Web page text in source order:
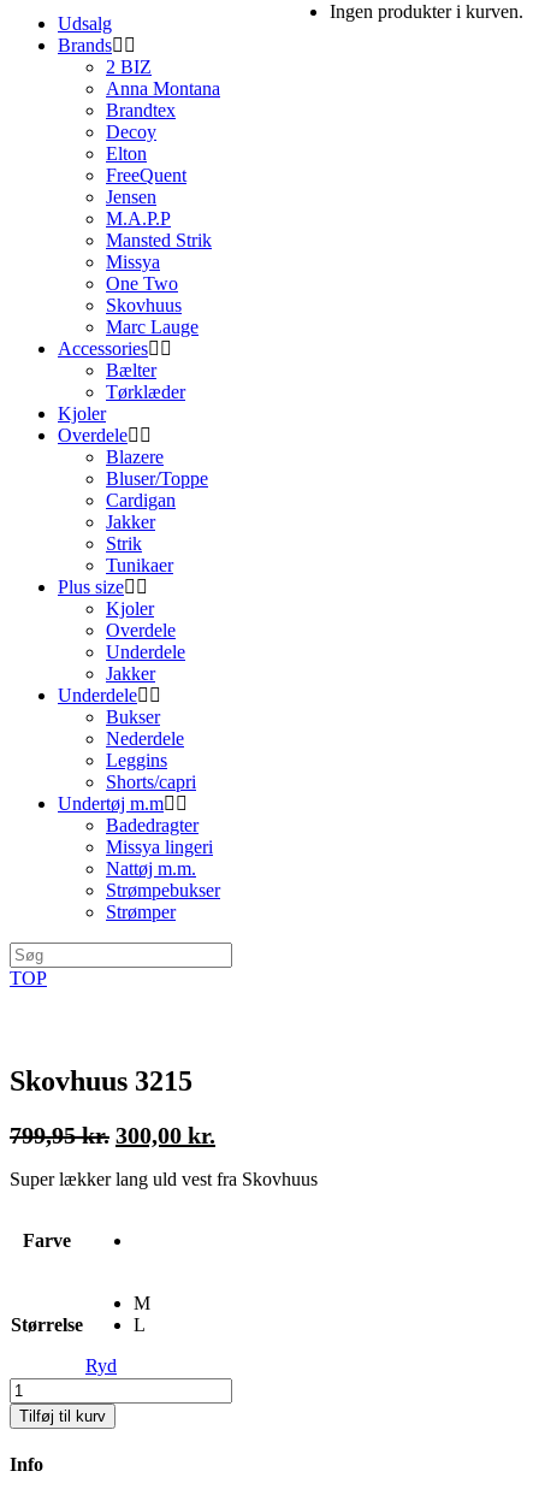
Ingen produkter i kurven.
Udsalg
Brands
2 BIZ
Anna Montana
Brandtex
Decoy
Elton
FreeQuent
Jensen
M.A.P.P
Mansted Strik
Missya
One Two
Skovhuus
Marc Lauge
Accessories
Bælter
Tørklæder
Kjoler
Overdele
Blazere
Bluser/Toppe
Cardigan
Jakker
Strik
Tunikaer
Plus size
Kjoler
Overdele
Underdele
Jakker
Underdele
Bukser
Nederdele
Leggins
Shorts/capri
Undertøj m.m
Badedragter
Missya lingeri
Nattøj m.m.
Strømpebukser
Strømper
TOP
Skovhuus 3215
799,95kr. Den
pris
799,95 kr..
300,00 kr.
pris
Super lækker lang uld vest fra Skovhuus
Farve
Størrelse
M
L
Ryd
Skovhuus
3215
Antal
Tilføj til kurv
Info